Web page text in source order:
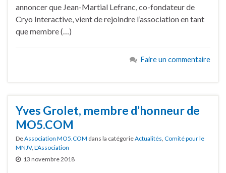
annoncer que Jean-Martial Lefranc, co-fondateur de
Cryo Interactive, vient de rejoindre l’association en tant
que membre (…)
Faire un commentaire
Yves Grolet, membre d’honneur de
MO5.COM
DeAssociation MO5.COM dans la catégorieActualités, Comité pour le
MNJV, L'Association
13 novembre 2018